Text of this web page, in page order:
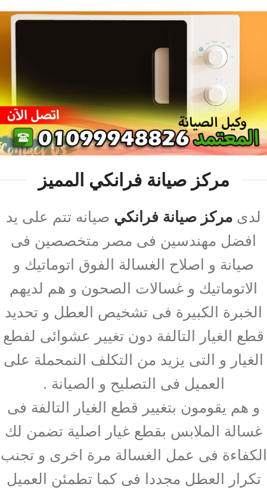
مركز صيانة فرانكي المميز
لدى مركز صيانة فرانكي صيانه تتم على يد
افضل مهندسين فى مصر متخصصين فى
صيانة و اصلاح الغسالة الفوق اتوماتيك و
الاتوماتيك و غسالات الصحون و هم لديهم
الخبرة الكبيرة فى تشخيص العطل و تحديد
قطع الغيار التالفة دون تغيير عشوائى لفطع
الغيار و التى يزيد من التكلف النمحملة على
العميل فى التصليح و الصيانة .
و هم يقومون بتغيير قطع الغيار التالفة فى
غسالة الملابس بقطع غيار اصلية تضمن لك
الكفاءة فى عمل الغسالة مرة اخرى و تجنب
تكرار العطل مجددا فى كما تطمئن العميل